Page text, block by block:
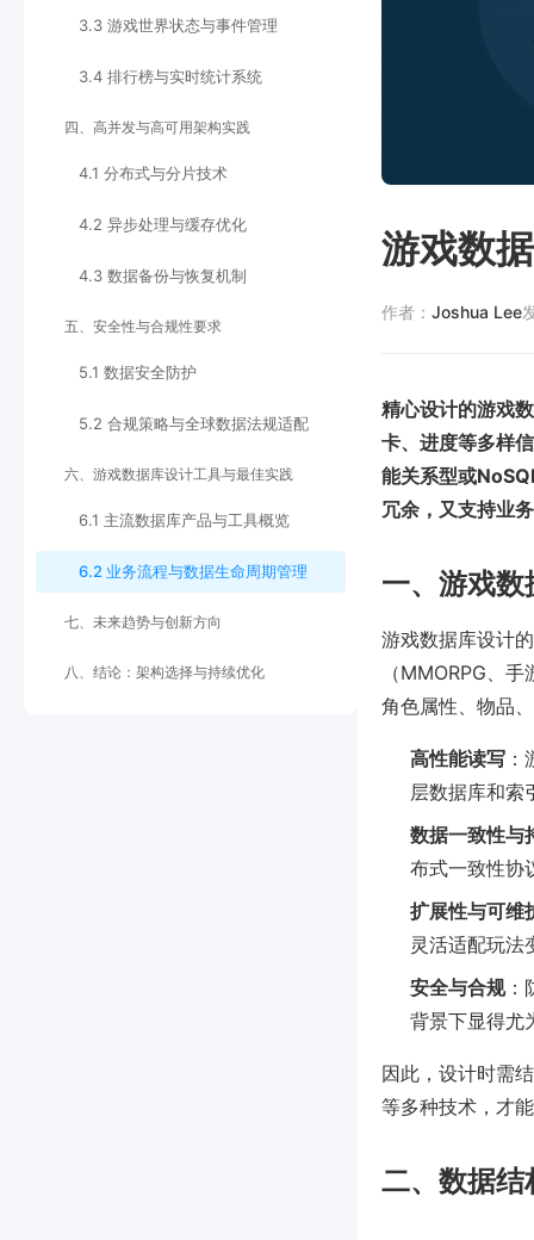
3.3 游戏世界状态与事件管理
3.4 排行榜与实时统计系统
四、高并发与高可用架构实践
4.1 分布式与分片技术
4.2 异步处理与缓存优化
4.3 数据备份与恢复机制
五、安全性与合规性要求
5.1 数据安全防护
5.2 合规策略与全球数据法规适配
六、游戏数据库设计工具与最佳实践
6.1 主流数据库产品与工具概览
6.2 业务流程与数据生命周期管理
七、未来趋势与创新方向
八、结论：架构选择与持续优化
游戏数
作者： Joshua Lee
精心设计的游戏
卡、进度等多样
能关系型或
冗余，又支持业
一、游戏
游戏数据库设计
（MMORPG、
角色属性、物品
高性能读写
层数据库和索
数据一致性与
布式一致性协
扩展性与可维
灵活适配玩法
安全与合规：
背景下显得尤
因此，设计时需
等多种技术，才
二、数据结